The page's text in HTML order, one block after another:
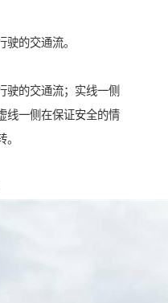
的交通流。
驶的交通流；实线一侧
线一侧在保证安全的情